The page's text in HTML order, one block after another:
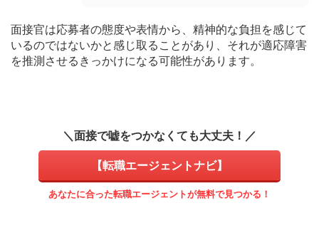
面接官は応募者の態度や表情から、精神的な負担を感じて
いるのではないかと感じ取ることがあり、それが適応障害
を推測させるきっかけになる可能性があります。
＼面接で嘘をつかなくても大丈夫！／
【転職エージェントナビ】
あなたに合った転職エージェントが無料で見つかる！